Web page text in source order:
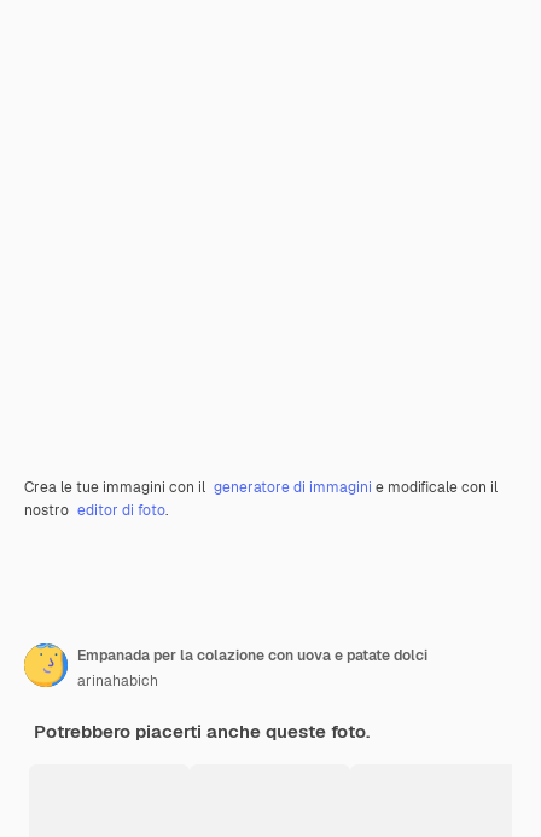
Crea le tue immagini con il generatore di immagini e modificale con il
nostro editor di foto.
Empanada per la colazione con uova e patate dolci
arinahabich
Potrebbero piacerti anche queste foto.